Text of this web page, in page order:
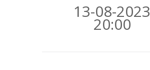
13-08-2023
20:00